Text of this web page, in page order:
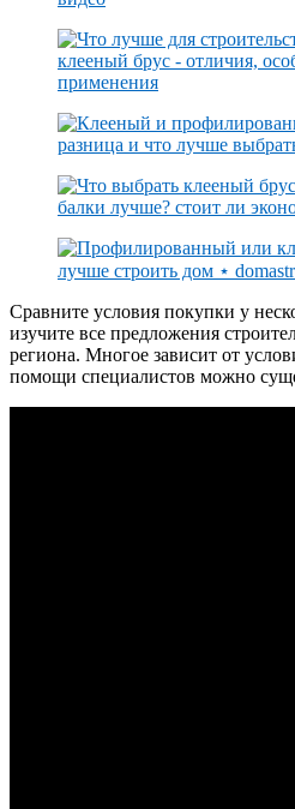
Сравните условия покупки у
изучите все предложения
региона. Многое зависит от
помощи специалистов можно